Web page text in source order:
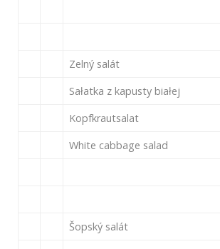
Zelný salát
Sałatka z kapusty białej
Kopfkrautsalat
White cabbage salad
Šopský salát